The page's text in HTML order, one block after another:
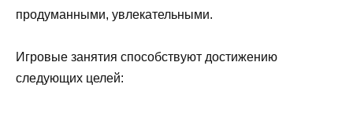
продуманными, увлекательными.
Игровые занятия способствуют достижению
следующих целей: